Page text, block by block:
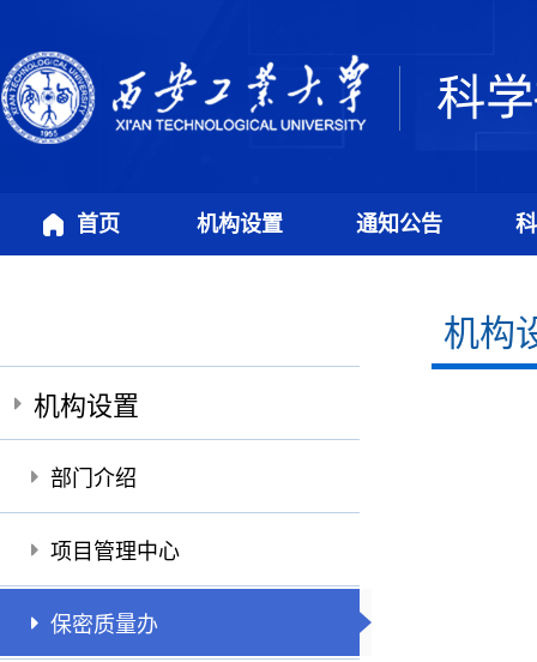
首页 机构设置 通知公告
机构设置
部门介绍
项目管理中心
保密质量办
机构